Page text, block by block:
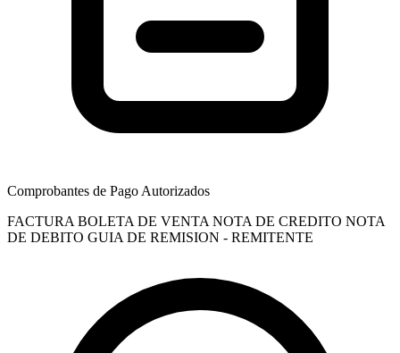
Comprobantes de Pago Autorizados
FACTURA BOLETA DE VENTA NOTA DE CREDITO NOTA
DE DEBITO GUIA DE REMISION - REMITENTE